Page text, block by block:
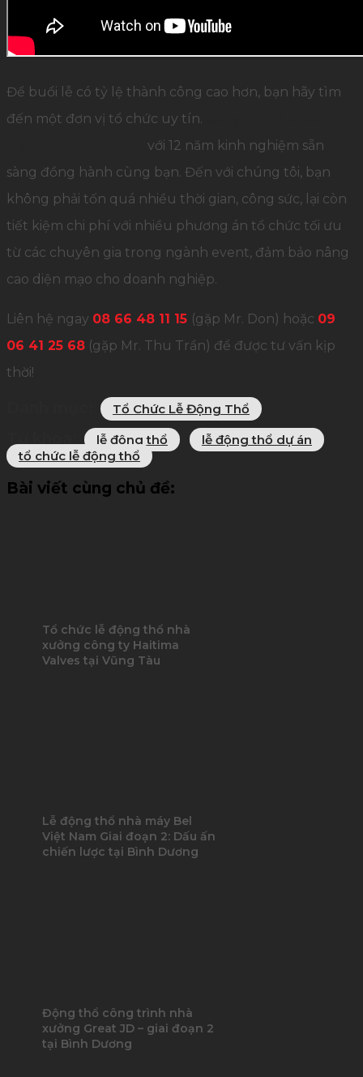
Để buổi lễ có tỷ lệ thành công cao hơn, bạn hãy tìm
đến một đơn vị tổ chức uy tín.
với 12 năm kinh nghiệm sẵn
sàng đồng hành cùng bạn. Đến với chúng tôi, bạn
không phải tốn quá nhiều thời gian, công sức, lại còn
tiết kiệm chi phí với nhiều phương án tổ chức tối ưu
từ các chuyên gia trong ngành event, đảm bảo nâng
cao diện mạo cho doanh nghiệp.
Liên hệ ngay 08 66 48 11 15 (gặp Mr. Don) hoặc 09
06 41 25 68 (gặp Mr. Thu Trần) để được tư vấn kịp
thời!
Tổ Chức Lễ Động Thổ
lễ động thổ
lễ động thổ dự án
tổ chức lễ động thổ
Bài viết cùng chủ đề:
Tổ chức lễ động thổ nhà
xưởng công ty Haitima
Valves tại Vũng Tàu
Lễ động thổ nhà máy Bel
Việt Nam Giai đoạn 2: Dấu ấn
chiến lược tại Bình Dương
Động thổ công trình nhà
xưởng Great JD – giai đoạn 2
tại Bình Dương